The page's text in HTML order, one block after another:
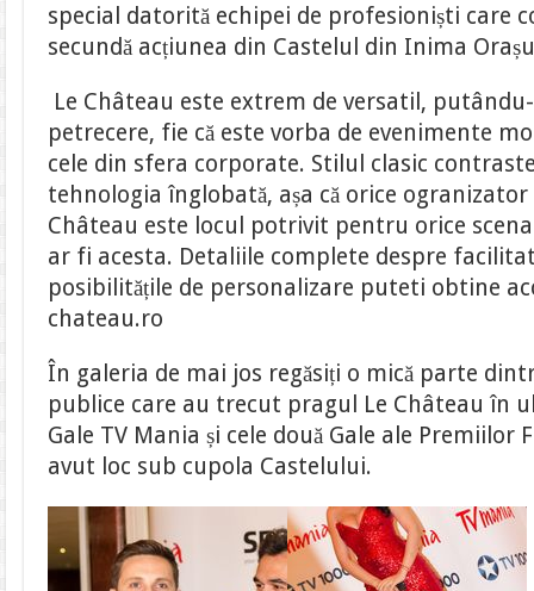
special datorită echipei de profesioniști care
secundă acțiunea din Castelul din Inima
Le Château este extrem de versatil,
petrecere, fie că este vorba de evenimente
cele din sfera corporate. Stilul clasic
tehnologia înglobată, așa că orice ogranizator
Château este locul potrivit pentru orice
ar fi acesta. Detaliile complete despre
posibilitățile de personalizare puteti obtine
chateau.ro
În galeria de mai jos regăsiți o mică parte
publice care au trecut pragul Le Château în
Gale TV Mania și cele două Gale ale Premiilor
avut loc sub cupola Castelului.